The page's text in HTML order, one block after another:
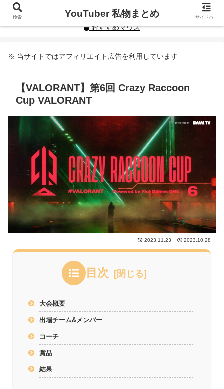
YouTuberや人気インフルエンサーの私物まとめです。
おすすめマウス
※ 当サイトではアフィリエイト広告を利用しています
【VALORANT】第6回 Crazy Raccoon
Cup VALORANT
2023.11.23 2023.10.28
目次
大会概要
出場チーム&メンバー
コーチ
賞品
結果
検索 YouTuber 私物まとめ サイドバー